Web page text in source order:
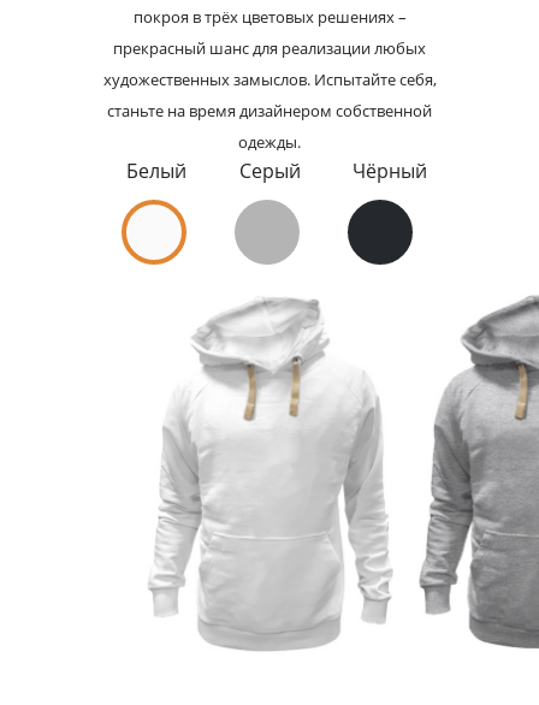
покроя в трёх цветовых решениях –
прекрасный шанс для реализации любых
художественных замыслов. Испытайте себя,
станьте на время дизайнером собственной
одежды.